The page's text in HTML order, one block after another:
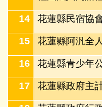
14 花蓮縣民宿協
15 花蓮縣阿汎全
16 花蓮縣青少年
17 花蓮縣政府主